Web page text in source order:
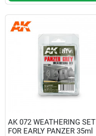
AK 072 WEATHERING SET
FOR EARLY PANZER 35ml